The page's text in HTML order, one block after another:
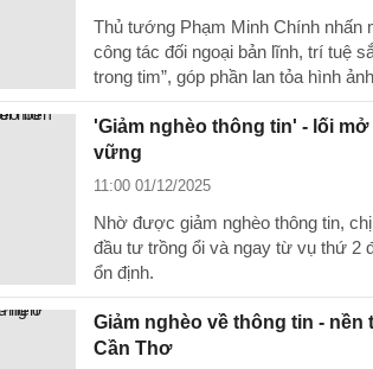
Thủ tướng Phạm Minh Chính nhấn
công tác đối ngoại bản lĩnh, trí tuệ
trong tim”, góp phần lan tỏa hình
'Giảm nghèo thông tin' - lối
vững
11:00 01/12/2025
Nhờ được giảm nghèo thông tin,
đầu tư trồng ổi và ngay từ vụ thứ 2
ổn định.
Giảm nghèo về thông tin -
Cần Thơ